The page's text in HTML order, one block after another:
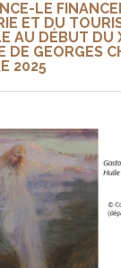
LE
ET DU
AU DÉBUT DU
DE GEORGES
2025